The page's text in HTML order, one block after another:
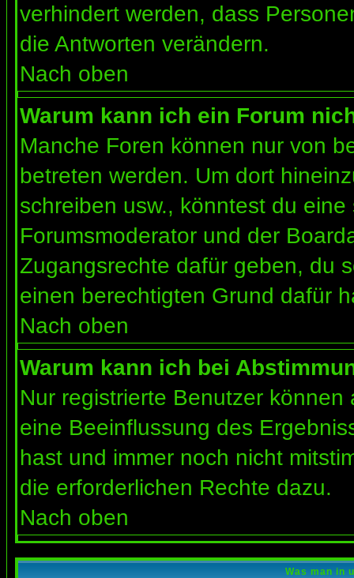
verhindert werden, dass
die Antworten verändern.
Nach oben
Warum kann ich ein Forum
Manche Foren können nur von
betreten werden. Um dort
schreiben usw., könntest du
Forumsmoderator und der
Zugangsrechte dafür geben, du
einen berechtigten Grund dafür
Nach oben
Warum kann ich bei
Nur registrierte Benutzer
eine Beeinflussung des
hast und immer noch nicht
die erforderlichen Rechte dazu.
Nach oben
Was man in